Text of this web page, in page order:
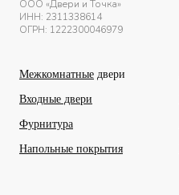
ООО «Двери и Точка»
ИНН: 2311338614
ОГРН: 1222300046979
Межкомнатные двери
Входные двери
Фурнитура
Напольные покрытия